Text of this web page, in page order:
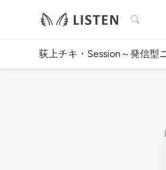
検索
荻上チキ・Session～発信型